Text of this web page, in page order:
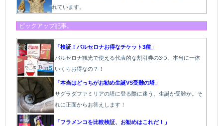
れています。
ピックアップ記事。
「検証！バルセロナお得なチケット3種」
バルセロナ観光で使える代表的な割引券の3つ。本当に一体
いくらお得なの？！
「本当はどっちがお勧め生誕VS受難の塔」
サグラダファミリアの塔に登る際に迷う、生誕か受難か。そ
れに正面からお答えします！
「フラメンコを比較検証、お勧めはこれだ！」